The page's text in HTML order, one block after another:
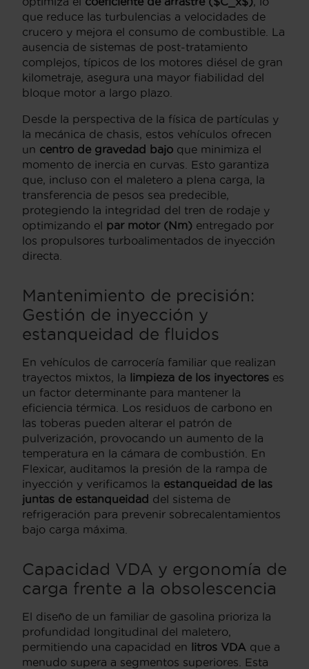
que reduce las turbulencias a velocidades de
crucero y mejora el consumo de combustible. La
ausencia de sistemas de post-tratamiento
complejos, típicos de los motores diésel de gran
kilometraje, asegura una mayor fiabilidad del
bloque motor a largo plazo.
Desde la perspectiva de la física de partículas y
la mecánica de chasis, estos vehículos ofrecen
un centro de gravedad bajo que minimiza el
momento de inercia en curvas. Esto garantiza
que, incluso con el maletero a plena carga, la
transferencia de pesos sea predecible,
protegiendo la integridad del tren de rodaje y
optimizando el par motor (Nm) entregado por
los propulsores turboalimentados de inyección
directa.
Mantenimiento de precisión:
Gestión de inyección y
estanqueidad de fluidos
En vehículos de carrocería familiar que realizan
trayectos mixtos, la limpieza de los inyectores es
un factor determinante para mantener la
eficiencia térmica. Los residuos de carbono en
las toberas pueden alterar el patrón de
pulverización, provocando un aumento de la
temperatura en la cámara de combustión. En
Flexicar, auditamos la presión de la rampa de
inyección y verificamos la estanqueidad de las
juntas de estanqueidad del sistema de
refrigeración para prevenir sobrecalentamientos
bajo carga máxima.
Capacidad VDA y ergonomía de
carga frente a la obsolescencia
El diseño de un familiar de gasolina prioriza la
profundidad longitudinal del maletero,
permitiendo una capacidad en litros VDA que a
menudo supera a segmentos superiores. Esta